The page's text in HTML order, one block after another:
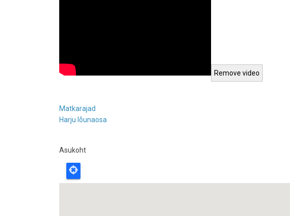
Matkarajad
Harju lõunaosa
Asukoht